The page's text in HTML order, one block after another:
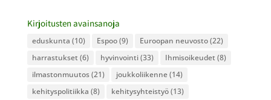
Kirjoitusten avainsanoja
eduskunta (10) Espoo(9) Euroopan neuvosto(22)
harrastukset (6) hyvinvointi(33) Ihmisoikeudet (8)
ilmastonmuutos(21) joukkoliikenne(14)
kehityspolitiikka (8) kehitysyhteistyö(13)